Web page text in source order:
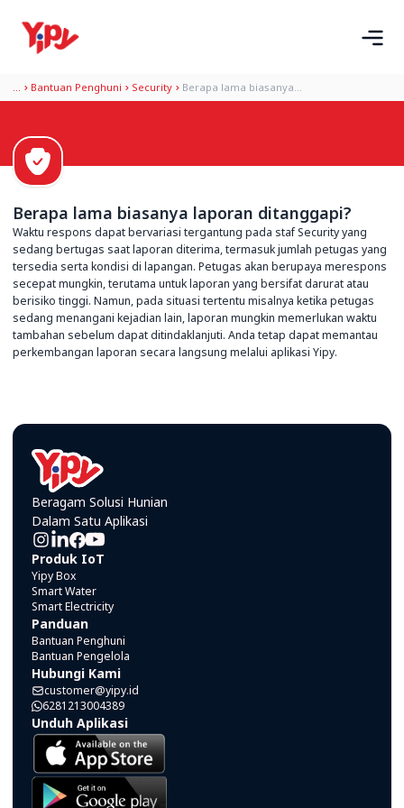
... Bantuan Penghuni Security Berapa lama biasanya...
Berapa lama biasanya laporan ditanggapi?
Waktu respons dapat bervariasi tergantung pada staf Security yang
sedang bertugas saat laporan diterima, termasuk jumlah petugas yang
tersedia serta kondisi di lapangan. Petugas akan berupaya merespons
secepat mungkin, terutama untuk laporan yang bersifat darurat atau
berisiko tinggi. Namun, pada situasi tertentu misalnya ketika petugas
sedang menangani kejadian lain, laporan mungkin memerlukan waktu
tambahan sebelum dapat ditindaklanjuti. Anda tetap dapat memantau
perkembangan laporan secara langsung melalui aplikasi Yipy.
Beragam Solusi Hunian
Dalam Satu Aplikasi
Produk IoT
Yipy Box
Smart Water
Smart Electricity
Panduan
Bantuan Penghuni
Bantuan Pengelola
Hubungi Kami
customer@yipy.id
6281213004389
Unduh Aplikasi